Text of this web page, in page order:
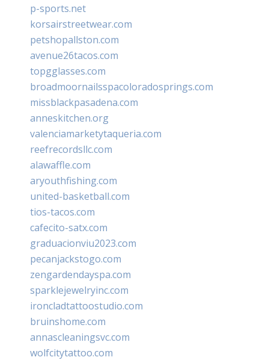
p-sports.net
korsairstreetwear.com
petshopallston.com
avenue26tacos.com
topgglasses.com
broadmoornailsspacoloradosprings.com
missblackpasadena.com
anneskitchen.org
valenciamarketytaqueria.com
reefrecordsllc.com
alawaffle.com
aryouthfishing.com
united-basketball.com
tios-tacos.com
cafecito-satx.com
graduacionviu2023.com
pecanjackstogo.com
zengardendayspa.com
sparklejewelryinc.com
ironcladtattoostudio.com
bruinshome.com
annascleaningsvc.com
wolfcitytattoo.com